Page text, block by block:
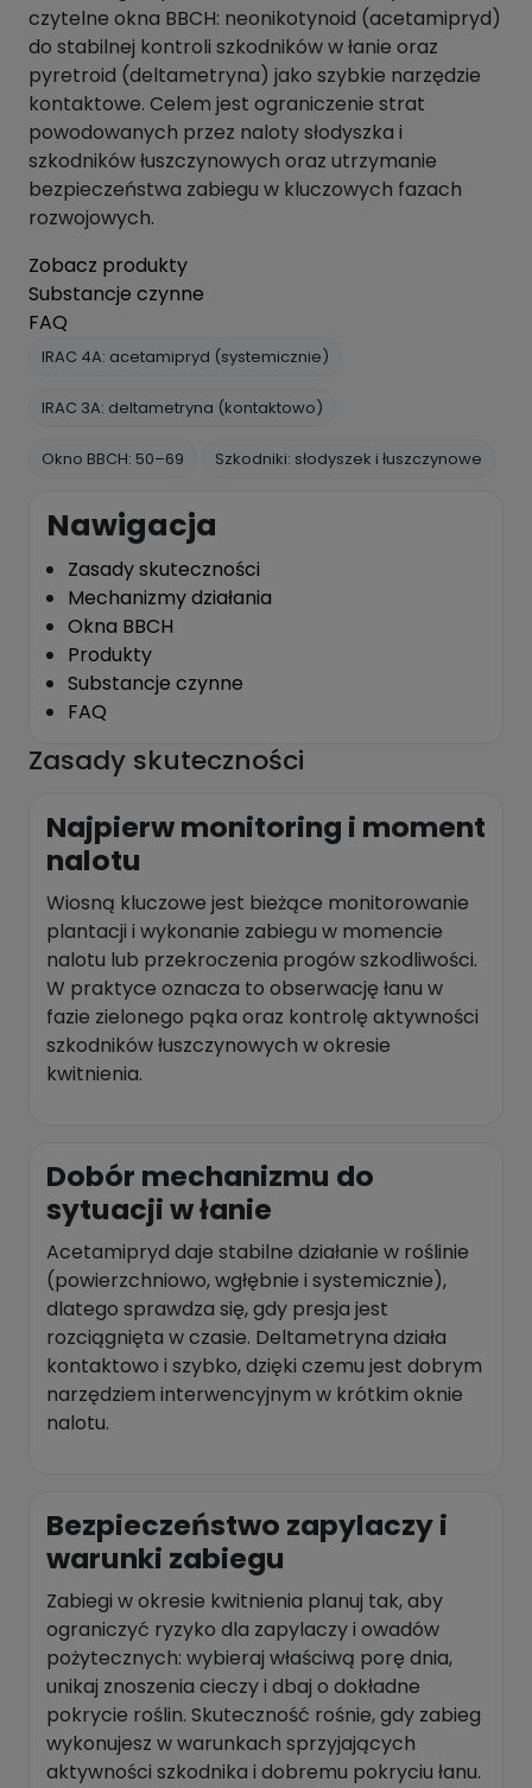
czytelne okna BBCH: neonikotynoid (acetamipryd)
do stabilnej kontroli szkodników w łanie oraz
pyretroid (deltametryna) jako szybkie narzędzie
kontaktowe. Celem jest ograniczenie strat
powodowanych przez naloty słodyszka i
szkodników łuszczynowych oraz utrzymanie
bezpieczeństwa zabiegu w kluczowych fazach
rozwojowych.
Zobacz produkty
Substancje czynne
FAQ
IRAC 4A: acetamipryd (systemicznie)
IRAC 3A: deltametryna (kontaktowo)
Okno BBCH: 50–69 Szkodniki: słodyszek i łuszczynowe
Nawigacja
Zasady skuteczności
Mechanizmy działania
Okna BBCH
Produkty
Substancje czynne
FAQ
Zasady skuteczności
Najpierw monitoring i moment
nalotu
Wiosną kluczowe jest bieżące monitorowanie
plantacji i wykonanie zabiegu w momencie
nalotu lub przekroczenia progów szkodliwości.
W praktyce oznacza to obserwację łanu w
fazie zielonego pąka oraz kontrolę aktywności
szkodników łuszczynowych w okresie
kwitnienia.
Dobór mechanizmu do
sytuacji w łanie
Acetamipryd daje stabilne działanie w roślinie
(powierzchniowo, wgłębnie i systemicznie),
dlatego sprawdza się, gdy presja jest
rozciągnięta w czasie. Deltametryna działa
kontaktowo i szybko, dzięki czemu jest dobrym
narzędziem interwencyjnym w krótkim oknie
nalotu.
Bezpieczeństwo zapylaczy i
warunki zabiegu
Zabiegi w okresie kwitnienia planuj tak, aby
ograniczyć ryzyko dla zapylaczy i owadów
pożytecznych: wybieraj właściwą porę dnia,
unikaj znoszenia cieczy i dbaj o dokładne
pokrycie roślin. Skuteczność rośnie, gdy zabieg
wykonujesz w warunkach sprzyjających
aktywności szkodnika i dobremu pokryciu łanu.